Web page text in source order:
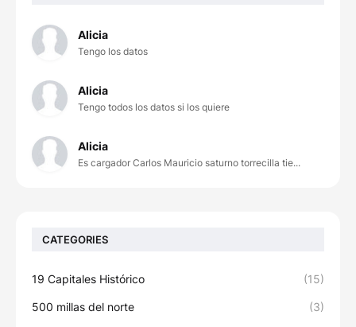
Alicia
Tengo los datos
Alicia
Tengo todos los datos si los quiere
Alicia
Es cargador Carlos Mauricio saturno torrecilla tie...
CATEGORIES
19 Capitales Histórico (15)
500 millas del norte (3)